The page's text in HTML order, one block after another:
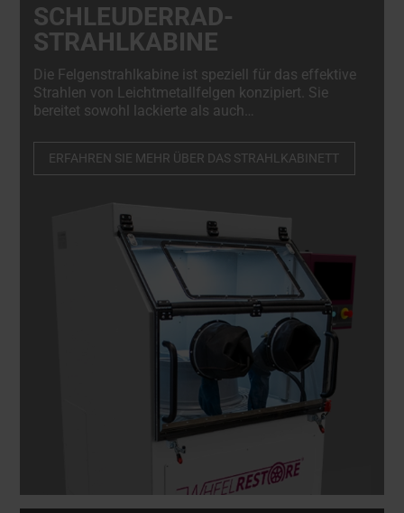
SCHLEUDERRAD-
STRAHLKABINE
Die Felgenstrahlkabine ist speziell für das effektive
Strahlen von Leichtmetallfelgen konzipiert. Sie
bereitet sowohl lackierte als auch
Materialien effizient vor und gewährleistet jedes
Mal einwandfreie Ergebnisse.
ERFAHREN SIE MEHR ÜBER DAS STRAHLKABINETT